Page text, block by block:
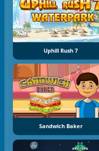
Uphill Rush 7
Sandwich Baker